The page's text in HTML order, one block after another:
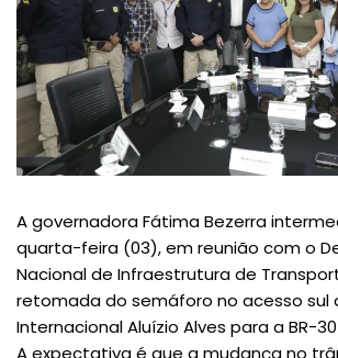
A governadora Fátima Bezerra
quarta-feira (03), em reunião com o
Nacional de Infraestrutura de
retomada do semáforo no acesso sul
Internacional Aluízio Alves para a BR-
A expectativa é que a mudança no